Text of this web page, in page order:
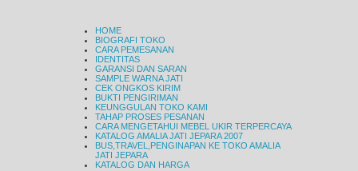
HOME
BIOGRAFI TOKO
CARA PEMESANAN
IDENTITAS
GARANSI DAN SARAN
SAMPLE WARNA JATI
CEK ONGKOS KIRIM
BUKTI PENGIRIMAN
KEUNGGULAN TOKO KAMI
TAHAP PROSES PESANAN
CARA MENGETAHUI MEBEL UKIR TERPERCAYA
KATALOG AMALIA JATI JEPARA 2007
BUS,TRAVEL,PENGINAPAN KE TOKO AMALIA
JATI JEPARA
KATALOG DAN HARGA